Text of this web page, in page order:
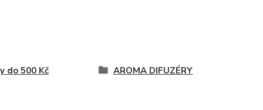
do 500 Kč AROMA DIFUZÉRY